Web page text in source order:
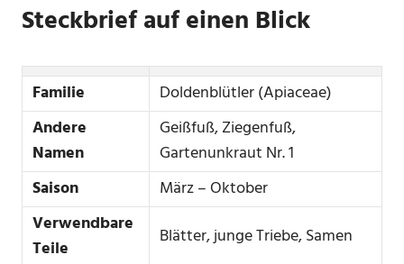
Steckbrief auf einen Blick
Familie
Doldenblütler (Apiaceae)
Andere
Namen
Geißfuß, Ziegenfuß,
Gartenunkraut Nr. 1
Saison
März – Oktober
Verwendbare
Teile
Blätter, junge Triebe, Samen